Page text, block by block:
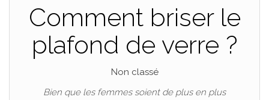
Comment briser le
plafond de verre ?
Non classé
Bien que les femmes soient de plus en plus